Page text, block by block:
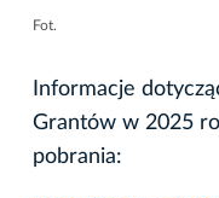
Fot.
Informacje
Grantów w 2025
pobrania: